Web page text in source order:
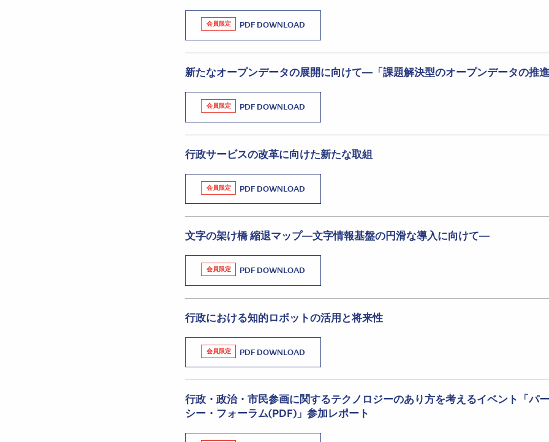
会員限定 PDF DOWNLOAD
新たなオープンデータの展開に向けて―「課題解決型のオープンデータの推
会員限定 PDF DOWNLOAD
行政サービスの改革に向けた新たな取組
会員限定 PDF DOWNLOAD
文字の架け橋 縮退マップ―文字情報基盤の円滑な導入に向けて―
会員限定 PDF DOWNLOAD
行政における知的ロボットの活用と将来性
会員限定 PDF DOWNLOAD
行政・政治・市民参画に関するテクノロジーのあり方を考えるイベント「パ
シー・フォーラム(PDF)」参加レポート